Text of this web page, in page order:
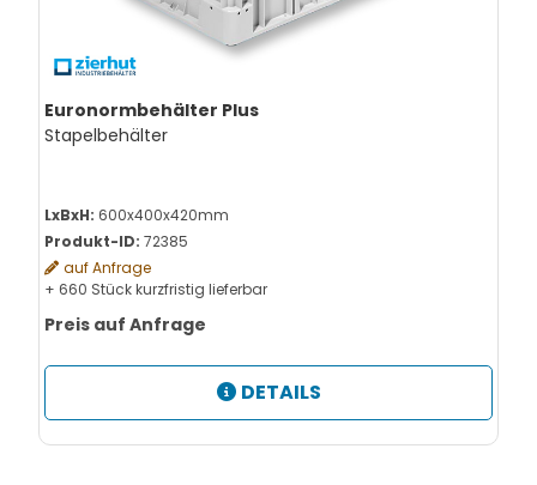
Euronormbehälter Plus
Stapelbehälter
LxBxH: 600x400x420mm
Produkt-ID: 72385
auf Anfrage
+ 660 Stück kurzfristig lieferbar
Preis auf Anfrage
DETAILS